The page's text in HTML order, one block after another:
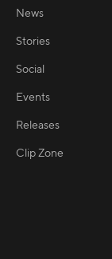
News
Stories
Social
Events
Releases
Clip Zone